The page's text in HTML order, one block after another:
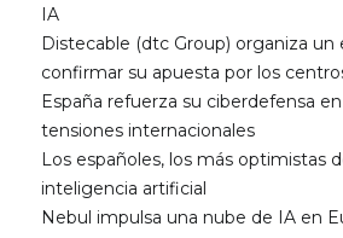
IA
Distecable (dtc Group) organiza un
confirmar su apuesta por los
España refuerza su ciberdefensa
tensiones internacionales
Los españoles, los más optimistas
inteligencia artificial
Nebul impulsa una nube de IA en